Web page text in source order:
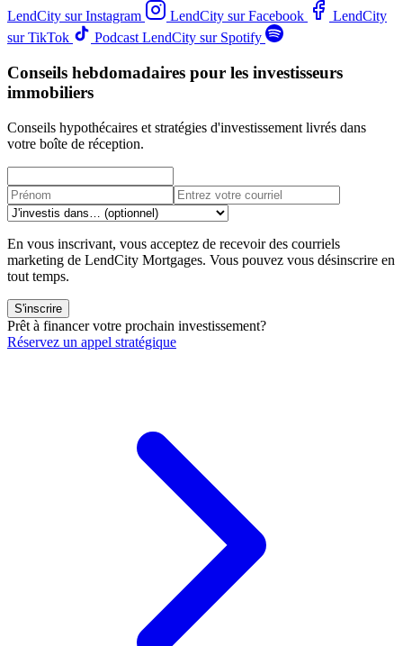
LendCity sur Instagram
LendCity sur Facebook
LendCity
sur TikTok
Podcast LendCity sur Spotify
Conseils hebdomadaires pour les investisseurs
immobiliers
Conseils hypothécaires et stratégies d'investissement livrés dans
votre boîte de réception.
En vous inscrivant, vous acceptez de recevoir des courriels
marketing de LendCity Mortgages. Vous pouvez vous désinscrire en
tout temps.
S'inscrire
Prêt à financer votre prochain investissement?
Réservez un appel stratégique